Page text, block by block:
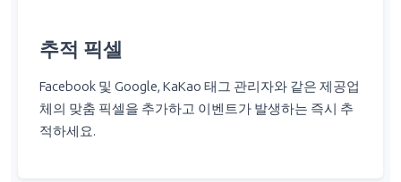
추적 픽셀
Facebook 및 Google, KaKao 태그 관리자와 같은 제공업
체의 맞춤 픽셀을 추가하고 이벤트가 발생하는 즉시 추
적하세요.